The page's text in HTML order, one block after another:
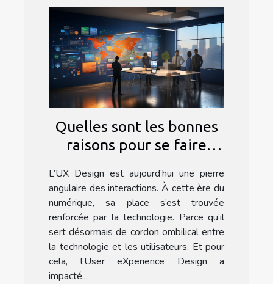
Quelles sont les bonnes
raisons pour se faire
L’UX Design est aujourd’hui une pierre
angulaire des interactions. À cette ère du
numérique, sa place s’est trouvée
renforcée par la technologie. Parce qu’il
sert désormais de cordon ombilical entre
la technologie et les utilisateurs. Et pour
cela, l’User eXperience Design a
impacté...